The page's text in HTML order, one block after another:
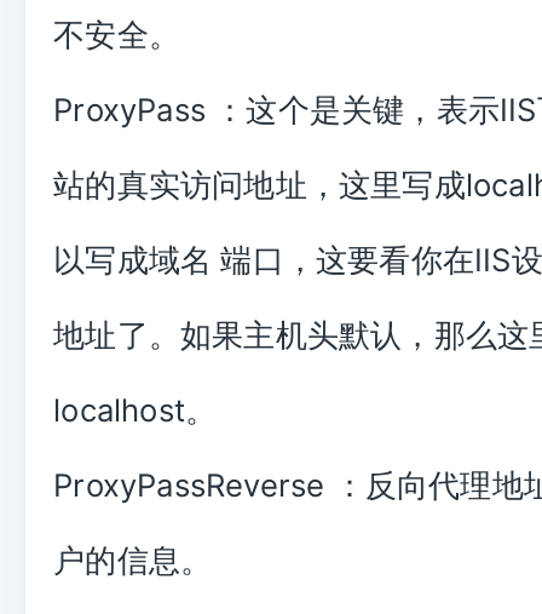
不安全。
ProxyPass ：这个是关键，表示
站的真实访问地址，这里写成
以写成域名 端口，这要看你在IIS
地址了。如果主机头默认，那么这
localhost。
ProxyPassReverse ：反向代理地
户的信息。